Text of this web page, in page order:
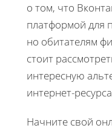
о том, что
платформой для
но обитателям
стоит
интересную
интернет-
Начните свой